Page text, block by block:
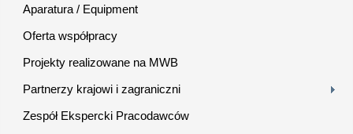
Aparatura / Equipment
Oferta współpracy
Projekty realizowane na MWB
Partnerzy krajowi i zagraniczni
Zespół Ekspercki Pracodawców